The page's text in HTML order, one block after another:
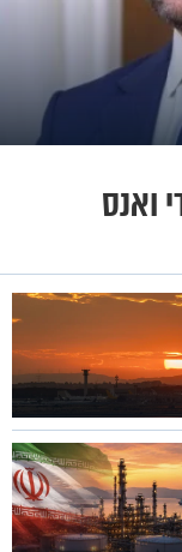
ואנס